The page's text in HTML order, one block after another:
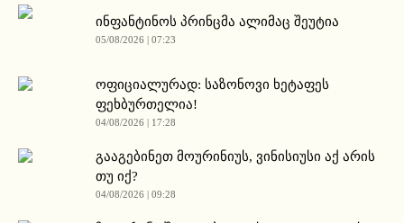
ინფანტინოს პრინცმა ალიმაც შეუტია
05/08/2026 | 07:23
ოფიციალურად: საზონოვი ხეტაფეს
ფეხბურთელია!
04/08/2026 | 17:28
გააგებინეთ მოურინიუს, ვინისიუსი აქ არის
თუ იქ?
04/08/2026 | 09:28